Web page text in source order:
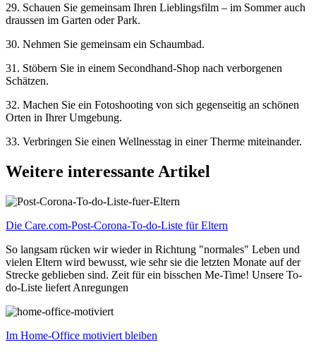
29. Schauen Sie gemeinsam Ihren Lieblingsfilm – im Sommer auch
draussen im Garten oder Park.
30. Nehmen Sie gemeinsam ein Schaumbad.
31. Stöbern Sie in einem Secondhand-Shop nach verborgenen
Schätzen.
32. Machen Sie ein Fotoshooting von sich gegenseitig an schönen
Orten in Ihrer Umgebung.
33. Verbringen Sie einen Wellnesstag in einer Therme miteinander.
Weitere interessante Artikel
Die Care.com-Post-Corona-To-do-Liste für Eltern
So langsam rücken wir wieder in Richtung "normales" Leben und
vielen Eltern wird bewusst, wie sehr sie die letzten Monate auf der
Strecke geblieben sind. Zeit für ein bisschen Me-Time! Unsere To-
do-Liste liefert Anregungen
Im Home-Office motiviert bleiben